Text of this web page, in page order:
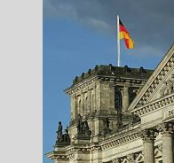
могут
сократить
число
авиаперелетов